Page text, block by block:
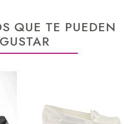
QUE TE PUEDEN
GUSTAR